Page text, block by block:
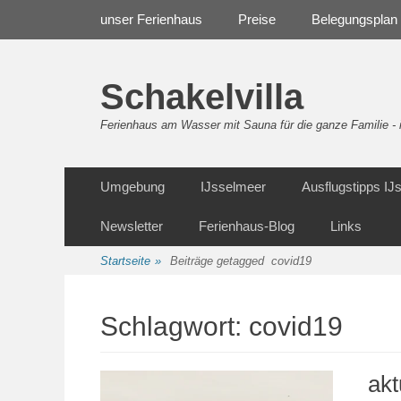
unser Ferienhaus Preise Belegungsplan
Schakelvilla
Ferienhaus am Wasser mit Sauna für die ganze Familie
Inhalt
Umgebung IJsselmeer Ausflugstipps
Newsletter Ferienhaus-Blog Links
Startseite » Beiträge getagged covid19
Schlagwort: covid19